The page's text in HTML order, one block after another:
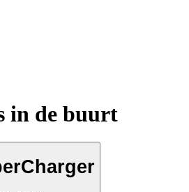
in de buurt